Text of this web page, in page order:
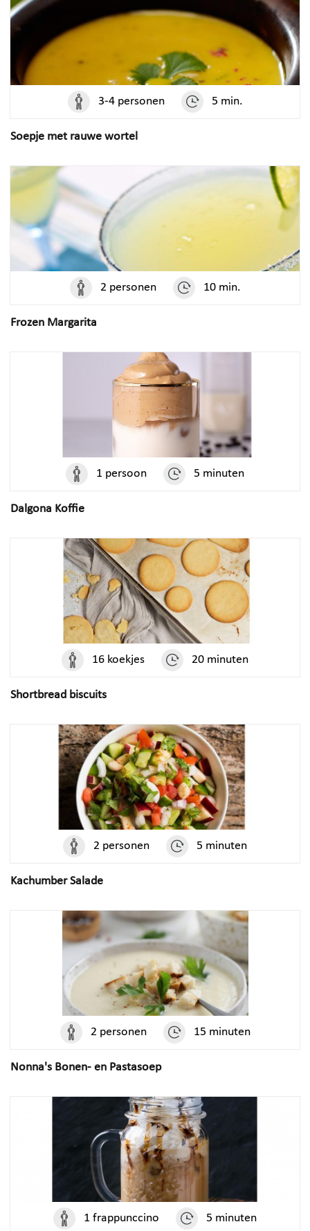
3-4 personen 5 min.
Soepje met rauwe wortel
2 personen 10 min.
Frozen Margarita
1 persoon 5 minuten
Dalgona Koffie
16 koekjes 20 minuten
Shortbread biscuits
2 personen 5 minuten
Kachumber Salade
2 personen 15 minuten
Nonna's Bonen- en Pastasoep
1 frappunccino 5 minuten